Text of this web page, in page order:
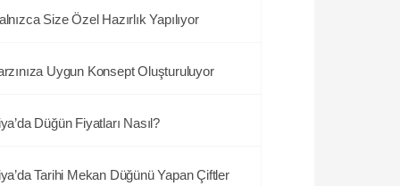
Size Özel Hazırlık Yapılıyor
Uygun Konsept Oluşturuluyor
Düğün Fiyatları Nasıl?
Tarihi Mekan Düğünü Yapan Çiftler